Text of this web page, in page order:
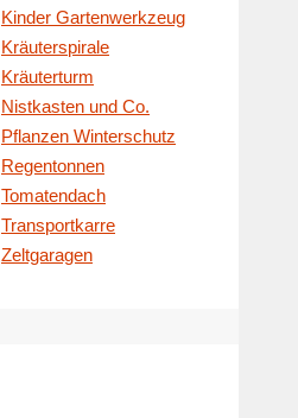
Kinder Gartenwerkzeug
Kräuterspirale
Kräuterturm
Nistkasten und Co.
Pflanzen Winterschutz
Regentonnen
Tomatendach
Transportkarre
Zeltgaragen